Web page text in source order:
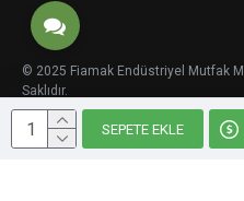
SEPETE EKLE
© 2025 Fiamak Endüstriyel Mutfak
Saklıdır.